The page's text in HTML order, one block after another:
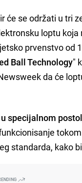
će se održati u tri
loptu
prvenstvo od
Ball Technology"
da će
specijalnom
standarda, kako